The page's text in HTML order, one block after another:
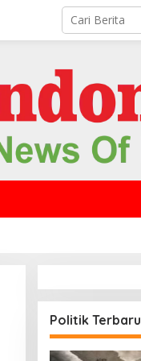
Politik Terbaru